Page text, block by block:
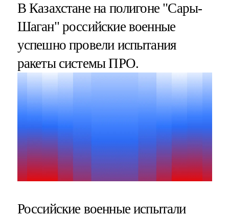
В Казахстане на полигоне "Сары-
Шаган" российские военные
успешно провели испытания
ракеты системы ПРО.
Российские военные испытали